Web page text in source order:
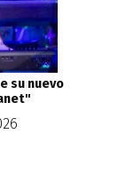
su nuevo